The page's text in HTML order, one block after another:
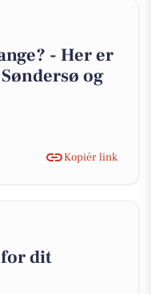
- Her er
og
Kopiér link
dit